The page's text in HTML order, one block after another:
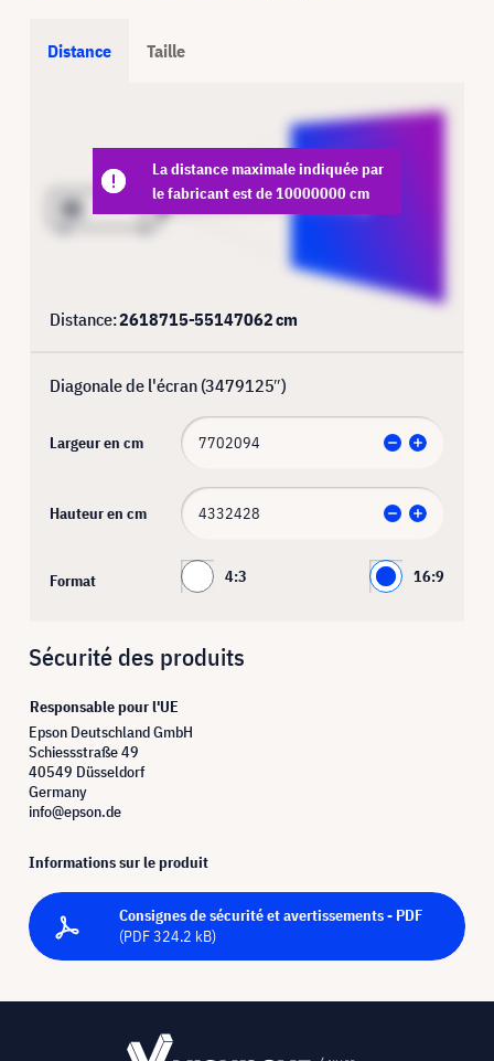
Distance Taille
La distance maximale indiquée par
le fabricant est de 10000000 cm
Distance:2618715-55147062cm
Diagonale de l'écran (3479125″)
Largeur en cm
Hauteur en cm
Format 4:3 16:9
Sécurité des produits
Responsable pour l'UE
Epson Deutschland GmbH
Schiessstraße 49
40549 Düsseldorf
Germany
info@epson.de
Informations sur le produit
Consignes de sécurité et avertissements - PDF
(PDF 324.2 kB)